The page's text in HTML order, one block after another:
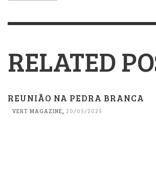
RELATED
REUNIÃO NA PEDRA BRANCA
VERT MAGAZINE 20/05/2025